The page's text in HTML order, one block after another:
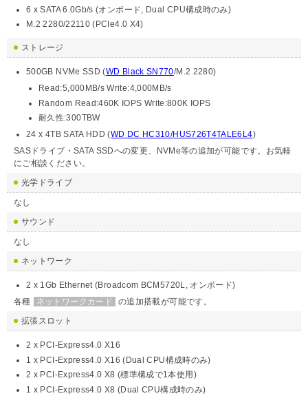
6 x SATA 6.0Gb/s (オンボード, Dual CPU構成時のみ)
M.2 2280/22110 (PCIe4.0 X4)
ストレージ
500GB NVMe SSD (WD Black SN770/M.2 2280)
Read:5,000MB/s Write:4,000MB/s
Random Read:460K IOPS Write:800K IOPS
耐久性:300TBW
24 x 4TB SATA HDD (WD DC HC310/HUS726T4TALE6L4)
SASドライブ・SATA SSDへの変更、NVMe等の追加が可能です。お気軽
にご相談ください。
光学ドライブ
なし
サウンド
なし
ネットワーク
2 x 1Gb Ethernet (Broadcom BCM5720L, オンボード)
各種
ネットワークカード
の追加搭載が可能です。
拡張スロット
2 x PCI-Express4.0 X16
1 x PCI-Express4.0 X16 (Dual CPU構成時のみ)
2 x PCI-Express4.0 X8 (標準構成で1本使用)
1 x PCI-Express4.0 X8 (Dual CPU構成時のみ)